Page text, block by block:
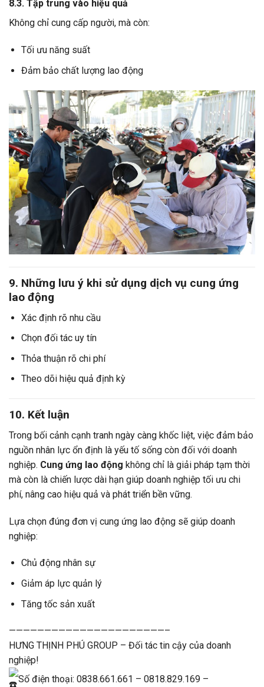
8.3. Tập trung vào hiệu quả
Không chỉ cung cấp người, mà còn:
Tối ưu năng suất
Đảm bảo chất lượng lao động
9. Những lưu ý khi sử dụng dịch vụ cung ứng
lao động
Xác định rõ nhu cầu
Chọn đối tác uy tín
Thỏa thuận rõ chi phí
Theo dõi hiệu quả định kỳ
10. Kết luận
Trong bối cảnh cạnh tranh ngày càng khốc liệt, việc đảm bảo
nguồn nhân lực ổn định là yếu tố sống còn đối với doanh
nghiệp. Cung ứng lao động không chỉ là giải pháp tạm thời
mà còn là chiến lược dài hạn giúp doanh nghiệp tối ưu chi
phí, nâng cao hiệu quả và phát triển bền vững.
Lựa chọn đúng đơn vị cung ứng lao động sẽ giúp doanh
nghiệp:
Chủ động nhân sự
Giảm áp lực quản lý
Tăng tốc sản xuất
——————————————————————–
HƯNG THỊNH PHÚ GROUP – Đối tác tin cậy của doanh
nghiệp!
Số điện thoại: 0838.661.661 – 0818.829.169 –